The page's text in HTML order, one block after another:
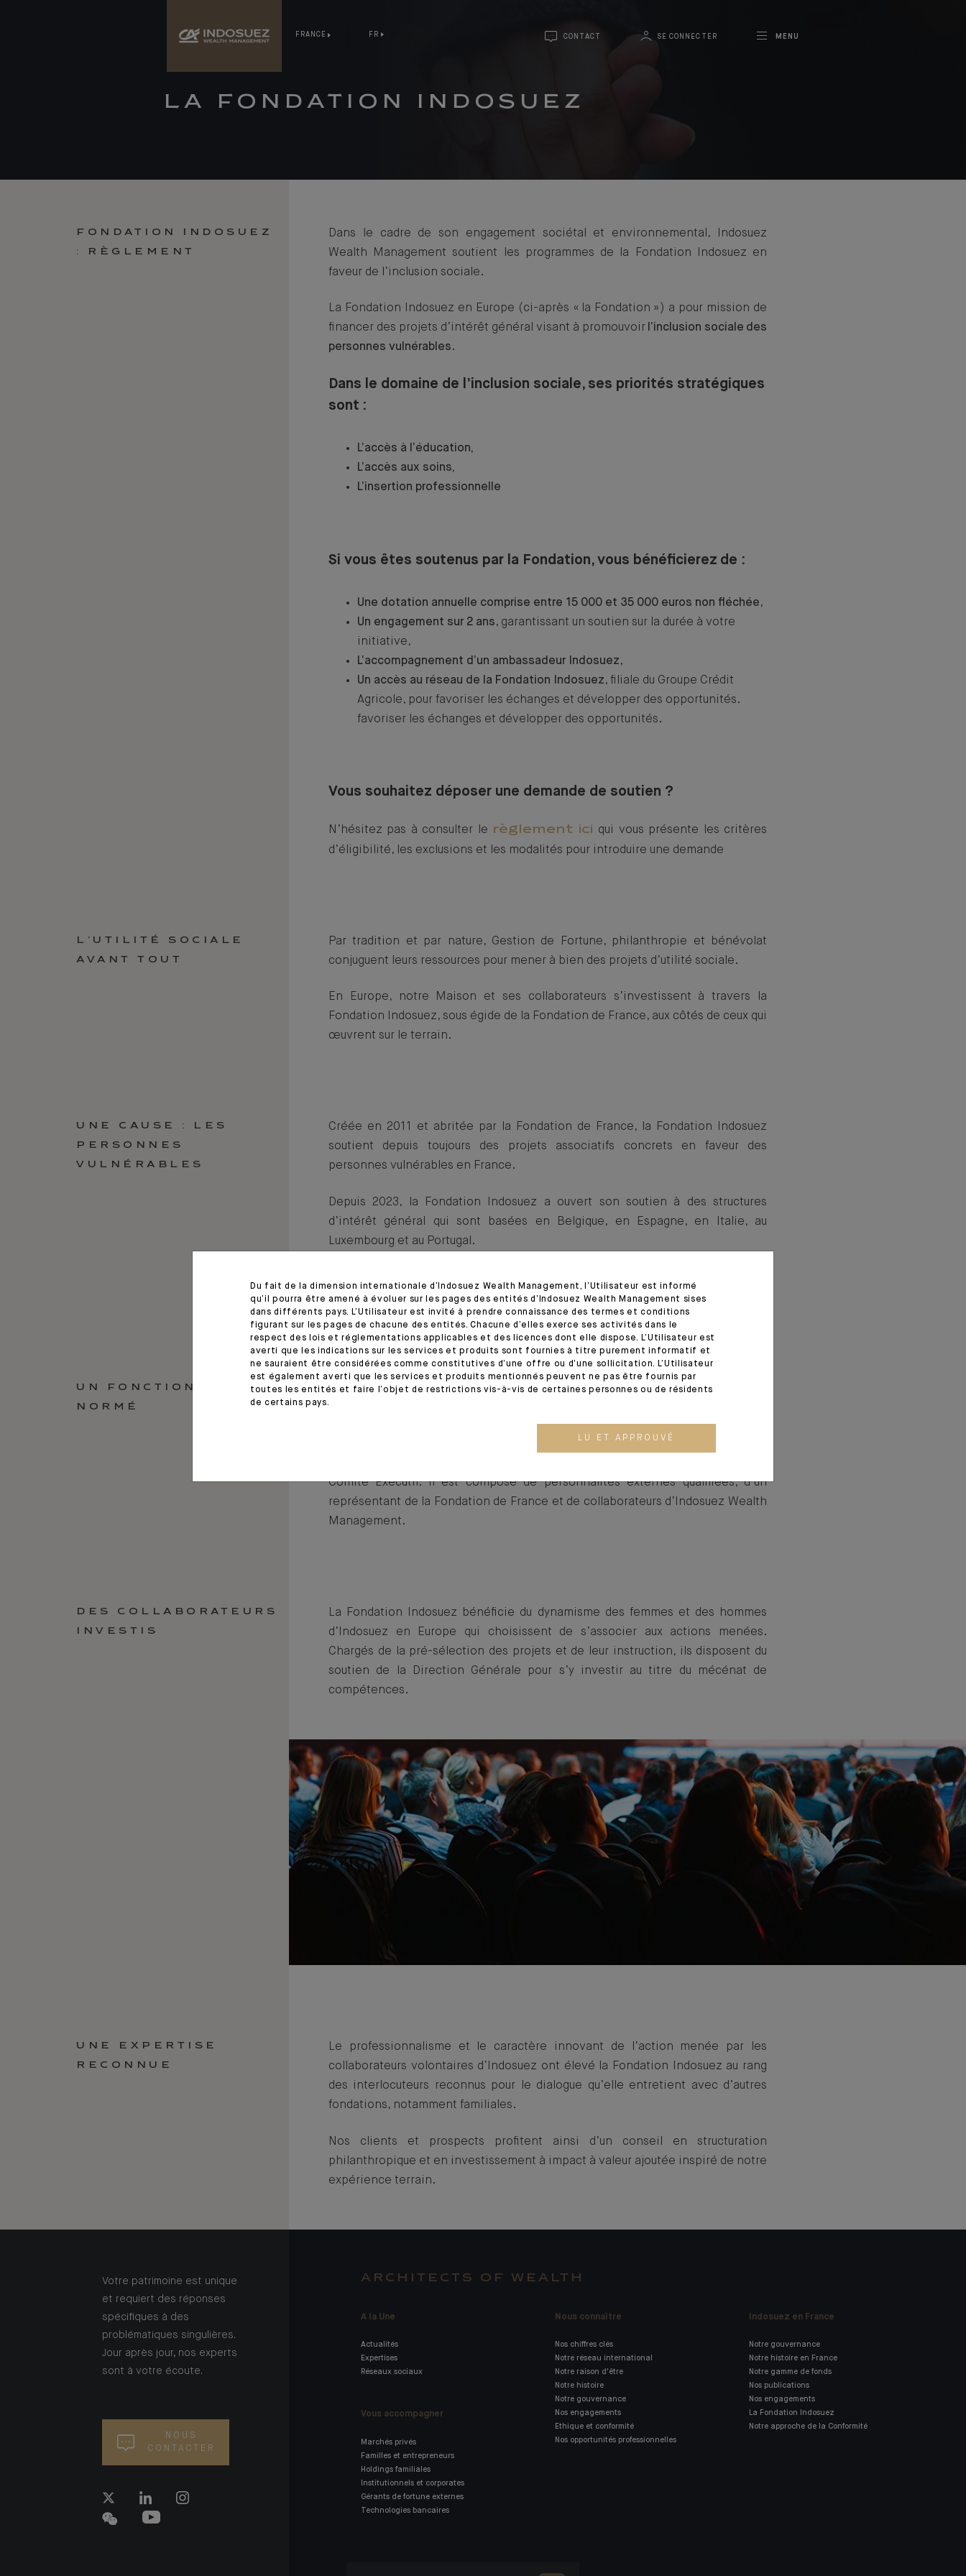
FRANCE FR CONTACT SE CONNECTER MENU
LA FONDATION INDOSUEZ
FONDATION INDOSUEZ
: RÈGLEMENT
Dans le cadre de son engagement sociétal et environnemental, Indosuez
Wealth Management soutient les programmes de la Fondation Indosuez en
faveur de l’inclusion sociale.
La Fondation Indosuez en Europe (ci-après « la Fondation ») a pour mission de
financer des projets d’intérêt général visant à promouvoir l’inclusion sociale des
personnes vulnérables.
Dans le domaine de l’inclusion sociale, ses priorités stratégiques
sont :
L’accès à l’éducation,
L’accès aux soins,
L’insertion professionnelle
Si vous êtes soutenus par la Fondation, vous bénéficierez de :
Une dotation annuelle comprise entre 15 000 et 35 000 euros non fléchée,
Un engagement sur 2 ans, garantissant un soutien sur la durée à votre
initiative,
L’accompagnement d’un ambassadeur Indosuez,
Un accès au réseau de la Fondation Indosuez, filiale du Groupe Crédit
Agricole, pour favoriser les échanges et développer des opportunités.
favoriser les échanges et développer des opportunités.
Vous souhaitez déposer une demande de soutien ?
N’hésitez pas à consulter le règlement ici qui vous présente les critères
d’éligibilité, les exclusions et les modalités pour introduire une demande
L’UTILITÉ SOCIALE
AVANT TOUT
Par tradition et par nature, Gestion de Fortune, philanthropie et bénévolat
conjuguent leurs ressources pour mener à bien des projets d’utilité sociale.
En Europe, notre Maison et ses collaborateurs s’investissent à travers la
Fondation Indosuez, sous égide de la Fondation de France, aux côtés de ceux qui
œuvrent sur le terrain.
UNE CAUSE : LES
PERSONNES
VULNÉRABLES
Créée en 2011 et abritée par la Fondation de France, la Fondation Indosuez
soutient depuis toujours des projets associatifs concrets en faveur des
personnes vulnérables en France.
Depuis 2023, la Fondation Indosuez a ouvert son soutien à des structures
d’intérêt général qui sont basées en Belgique, en Espagne, en Italie, au
Luxembourg et au Portugal.
rapport d’activité publiés ici.
UN FONCTIONNEMENT
NORMÉ
Les projets soutenus par la Fondation Indosuez sont soigneusement
Comité Exécutif. Il est composé de personnalités externes qualifiées, d’un
représentant de la Fondation de France et de collaborateurs d’Indosuez Wealth
Management.
DES COLLABORATEURS
INVESTIS
La Fondation Indosuez bénéficie du dynamisme des femmes et des hommes
d’Indosuez en Europe qui choisissent de s’associer aux actions menées.
Chargés de la pré-sélection des projets et de leur instruction, ils disposent du
soutien de la Direction Générale pour s’y investir au titre du mécénat de
compétences.
UNE EXPERTISE
RECONNUE
Le professionnalisme et le caractère innovant de l’action menée par les
collaborateurs volontaires d’Indosuez ont élevé la Fondation Indosuez au rang
des interlocuteurs reconnus pour le dialogue qu’elle entretient avec d’autres
fondations, notamment familiales.
Nos clients et prospects profitent ainsi d’un conseil en structuration
philanthropique et en investissement à impact à valeur ajoutée inspiré de notre
expérience terrain.
Votre patrimoine est unique
et requiert des réponses
spécifiques à des
problématiques singulières.
Jour après jour, nos experts
sont à votre écoute.
NOUS
CONTACTER
ARCHITECTS OF WEALTH
A la Une
Actualités
Expertises
Réseaux sociaux
Vous accompagner
Marchés privés
Familles et entrepreneurs
Holdings familiales
Institutionnels et corporates
Gérants de fortune externes
Technologies bancaires
Nous connaître
Nos chiffres clés
Notre réseau international
Notre raison d'être
Notre histoire
Notre gouvernance
Nos engagements
Ethique et conformité
Nos opportunités professionnelles
Indosuez en France
Notre gouvernance
Notre histoire en France
Notre gamme de fonds
Nos publications
Nos engagements
La Fondation Indosuez
Notre approche de la Conformité
Du fait de la dimension internationale d’Indosuez Wealth Management, l’Utilisateur est informé
qu’il pourra être amené à évoluer sur les pages des entités d’Indosuez Wealth Management sises
dans différents pays. L’Utilisateur est invité à prendre connaissance des termes et conditions
figurant sur les pages de chacune des entités. Chacune d’elles exerce ses activités dans le
respect des lois et réglementations applicables et des licences dont elle dispose. L’Utilisateur est
averti que les indications sur les services et produits sont fournies à titre purement informatif et
ne sauraient être considérées comme constitutives d’une offre ou d’une sollicitation. L’Utilisateur
est également averti que les services et produits mentionnés peuvent ne pas être fournis par
toutes les entités et faire l’objet de restrictions vis-à-vis de certaines personnes ou de résidents
de certains pays.
LU ET APPROUVÉ